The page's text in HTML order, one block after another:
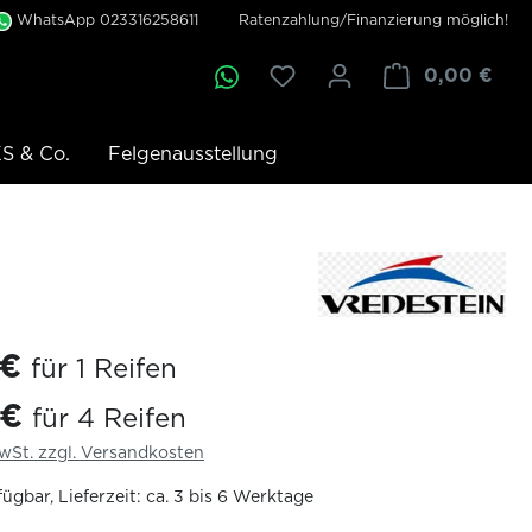
WhatsApp 023316258611 Ratenzahlung/Finanzierung möglich!
0,00 €
& Co. Felgenausstellung
für 1 Reifen
für 4 Reifen
zzgl. Versandkosten
Lieferzeit: ca. 3 bis 6 Werktage